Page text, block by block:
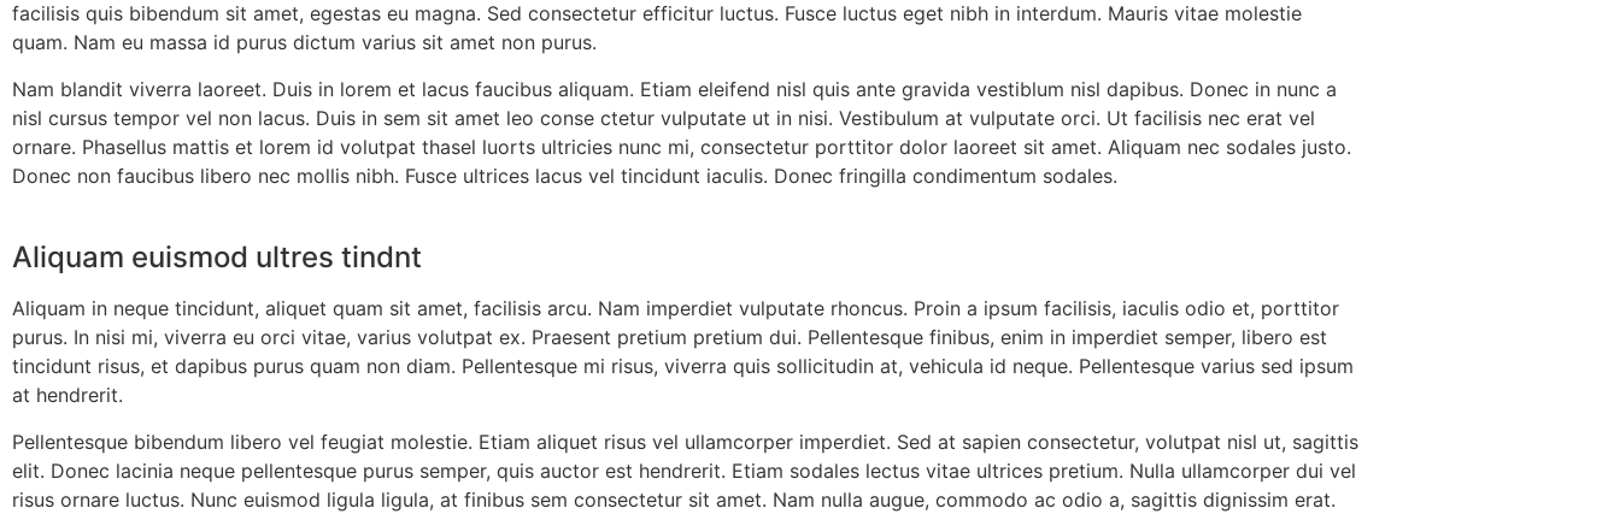
facilisis quis bibendum sit amet, egestas eu magna. Sed consectetur efficitur luctus. Fusce luctus eget nibh in interdum. Mauris vitae molestie
quam. Nam eu massa id purus dictum varius sit amet non purus.
Nam blandit viverra laoreet. Duis in lorem et lacus faucibus aliquam. Etiam eleifend nisl quis ante gravida vestiblum nisl dapibus. Donec in nunc a
nisl cursus tempor vel non lacus. Duis in sem sit amet leo conse ctetur vulputate ut in nisi. Vestibulum at vulputate orci. Ut facilisis nec erat vel
ornare. Phasellus mattis et lorem id volutpat thasel luorts ultricies nunc mi, consectetur porttitor dolor laoreet sit amet. Aliquam nec sodales justo.
Donec non faucibus libero nec mollis nibh. Fusce ultrices lacus vel tincidunt iaculis. Donec fringilla condimentum sodales.
Aliquam euismod ultres tindnt
Aliquam in neque tincidunt, aliquet quam sit amet, facilisis arcu. Nam imperdiet vulputate rhoncus. Proin a ipsum facilisis, iaculis odio et, porttitor
purus. In nisi mi, viverra eu orci vitae, varius volutpat ex. Praesent pretium pretium dui. Pellentesque finibus, enim in imperdiet semper, libero est
tincidunt risus, et dapibus purus quam non diam. Pellentesque mi risus, viverra quis sollicitudin at, vehicula id neque. Pellentesque varius sed ipsum
at hendrerit.
Pellentesque bibendum libero vel feugiat molestie. Etiam aliquet risus vel ullamcorper imperdiet. Sed at sapien consectetur, volutpat nisl ut, sagittis
elit. Donec lacinia neque pellentesque purus semper, quis auctor est hendrerit. Etiam sodales lectus vitae ultrices pretium. Nulla ullamcorper dui vel
risus ornare luctus. Nunc euismod ligula ligula, at finibus sem consectetur sit amet. Nam nulla augue, commodo ac odio a, sagittis dignissim erat.